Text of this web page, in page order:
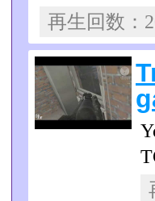
再生回数